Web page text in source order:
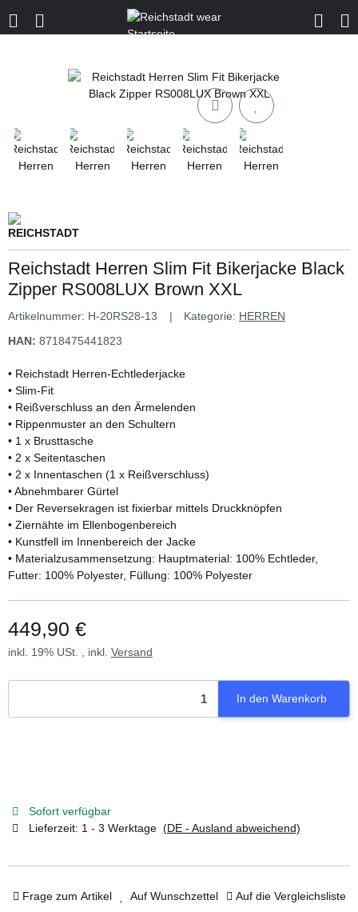
Reichstadt Herren Slim Fit Bikerjacke Black
Zipper RS008LUX Brown XXL
Artikelnummer: H-20RS28-13 Kategorie: HERREN
HAN: 8718475441823
• Reichstadt Herren-Echtlederjacke
• Slim-Fit
• Reißverschluss an den Ärmelenden
• Rippenmuster an den Schultern
• 1 x Brusttasche
• 2 x Seitentaschen
• 2 x Innentaschen (1 x Reißverschluss)
• Abnehmbarer Gürtel
• Der Reversekragen ist fixierbar mittels Druckknöpfen
• Ziernähte im Ellenbogenbereich
• Kunstfell im Innenbereich der Jacke
• Materialzusammensetzung: Hauptmaterial: 100% Echtleder,
Futter: 100% Polyester, Füllung: 100% Polyester
449,90 €
inkl. 19% USt. , inkl. Versand
In den Warenkorb
Sofort verfügbar
Lieferzeit: 1 - 3 Werktage (DE - Ausland abweichend)
Frage zum Artikel Auf Wunschzettel Auf die Vergleichsliste